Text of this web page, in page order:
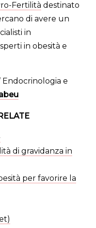
Fertilità destinato
di avere un
in
in obesità e
Endocrinologia e
di gravidanza in
per favorire la